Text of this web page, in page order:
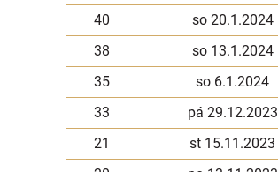
40
so 20.1.2024
38
so 13.1.2024
35
so 6.1.2024
33
pá 29.12.2023
21
st 15.11.2023